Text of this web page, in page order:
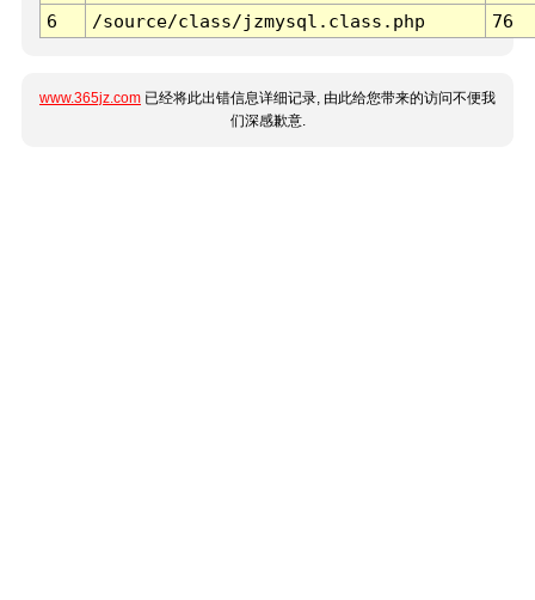
6
/source/class/jzmysql.class.php 76
www.365jz.com 已经将此出错信息详细记录, 由此给您带来的访问不便我
们深感歉意.